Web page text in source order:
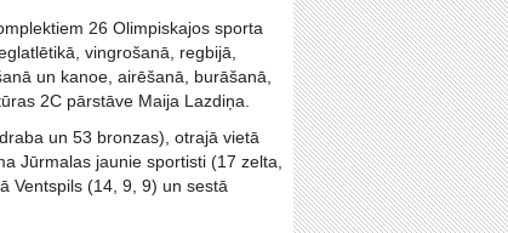
26 Olimpiskajos sporta
vingrošanā, regbijā,
un kanoe, airēšanā, burāšanā,
2C pārstāve Maija Lazdiņa.
un 53 bronzas), otrajā vietā
Jūrmalas jaunie sportisti (17 zelta,
Ventspils (14, 9, 9) un sestā